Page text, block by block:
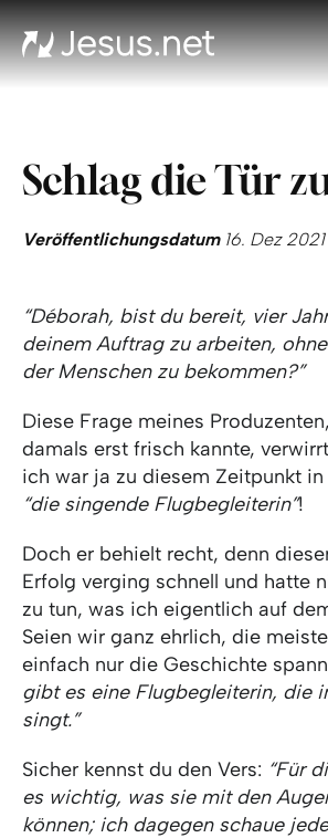
Schlag die Tür
Veröffentlichungsdatum16. Dez 2021
“Déborah, bist du bereit, vier
deinem Auftrag zu arbeiten,
der Menschen zu bekommen?”
Diese Frage meines
damals erst frisch kannte,
ich war ja zu diesem Zeitpunkt in
“die singende Flugbegleiterin”!
Doch er behielt recht, denn
Erfolg verging schnell und hatte
zu tun, was ich eigentlich auf
Seien wir ganz ehrlich, die
einfach nur die Geschichte
gibt es eine Flugbegleiterin, die
singt.”
Sicher kennst du den Vers: “Für
es wichtig, was sie mit den
können; ich dagegen schaue